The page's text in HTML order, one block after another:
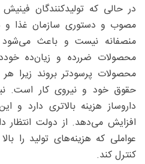
در حالی که تولیدکنندگان
مصوب و دستوری سازمان غذا و
منصفانه نیست و باعث می‌شود
محصولات ضررده و زیان‌ده
محصولات پرسودتر بروند زیرا
حقوق خود و نیروی کار است.
داروساز هزینه بالاتری دارد و
افزایش می‌دهد. از دولت انتظار
عواملی که هزینه‌های تولید را
کنترل کند.